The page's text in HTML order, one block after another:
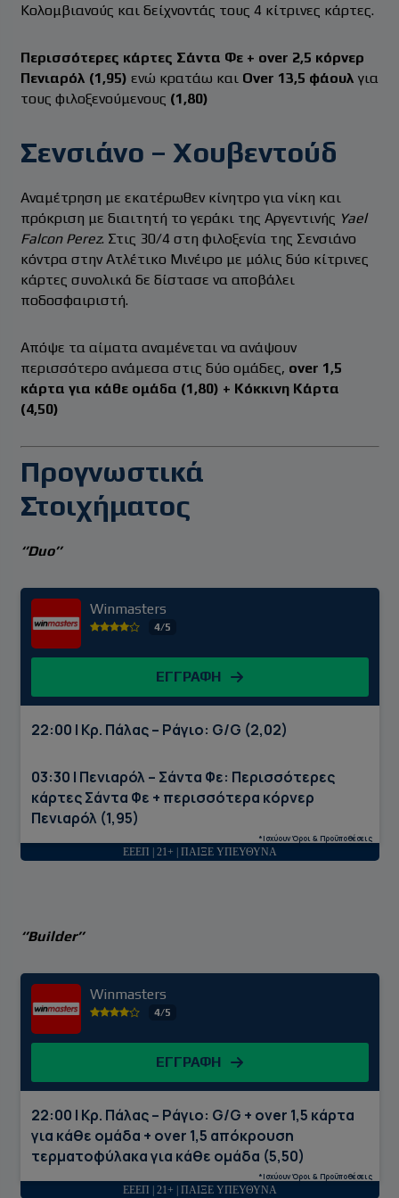
Κολομβιανούς και δείχνοντάς τους 4 κίτρινες κάρτες.
Περισσότερες κάρτες Σάντα Φε + over 2,5 κόρνερ
Πενιαρόλ (1,95) ενώ κρατάω και Over 13,5 φάουλ για
τους φιλοξενούμενους (1,80)
Σενσιάνο – Χουβεντούδ
Αναμέτρηση με εκατέρωθεν κίνητρο για νίκη και
πρόκριση με διαιτητή το γεράκι της Αργεντινής Yael
Falcon Perez. Στις 30/4 στη φιλοξενία της Σενσιάνο
κόντρα στην Ατλέτικο Μινέιρο με μόλις δύο κίτρινες
κάρτες συνολικά δε δίστασε να αποβάλει
ποδοσφαιριστή.
Απόψε τα αίματα αναμένεται να ανάψουν
περισσότερο ανάμεσα στις δύο ομάδες, over 1,5
κάρτα για κάθε ομάδα (1,80) + Κόκκινη Κάρτα
(4,50)
Προγνωστικά
Στοιχήματος
‘’Duo’’
Winmasters
4/5
ΕΓΓΡΑΦΗ
22:00 | Κρ. Πάλας – Ράγιο: G/G (2,02)
03:30 | Πενιαρόλ – Σάντα Φε: Περισσότερες
κάρτες Σάντα Φε + περισσότερα κόρνερ
Πενιαρόλ (1,95)
*Ισχύουν Όροι & Προϋποθέσεις
ΕΕΕΠ | 21+ | ΠΑΙΞΕ ΥΠΕΥΘΥΝΑ
‘’Builder’’
Winmasters
4/5
ΕΓΓΡΑΦΗ
22:00 | Κρ. Πάλας – Ράγιο: G/G + over 1,5 κάρτα
για κάθε ομάδα + over 1,5 απόκρουση
τερματοφύλακα για κάθε ομάδα (5,50)
*Ισχύουν Όροι & Προϋποθέσεις
ΕΕΕΠ | 21+ | ΠΑΙΞΕ ΥΠΕΥΘΥΝΑ